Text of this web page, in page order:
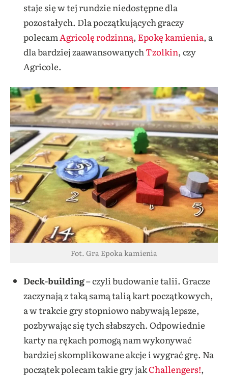
staje się w tej rundzie niedostępne dla
pozostałych. Dla początkujących graczy
polecamAgricolę rodzinną, Epokę kamienia, a
dla bardziej zaawansowanychTzolkin, czy
Agricole.
Fot. Gra Epoka kamienia
Deck-building –czyli budowanie talii. Gracze
zaczynają z taką samą talią kart początkowych,
a w trakcie gry stopniowo nabywają lepsze,
pozbywając się tych słabszych. Odpowiednie
karty na rękach pomogą nam wykonywać
bardziej skomplikowane akcje i wygrać grę. Na
początek polecam takie gry jakChallengers!,